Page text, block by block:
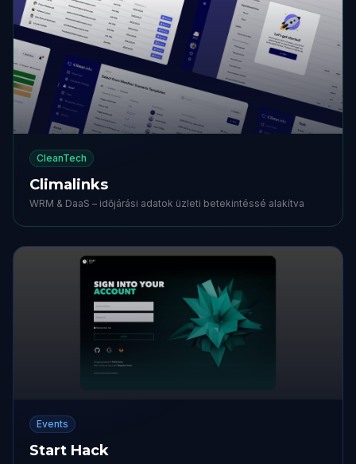
CleanTech
Climalinks
WRM & DaaS – időjárási adatok üzleti betekintéssé alakítva
Events
Start Hack